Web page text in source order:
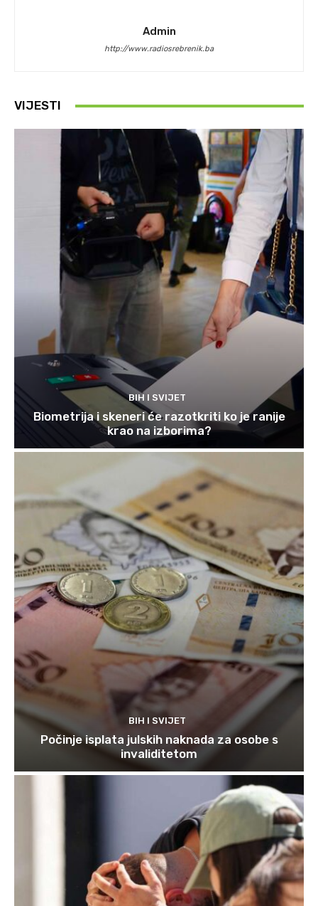
Admin
http://www.radiosrebrenik.ba
VIJESTI
BIH I SVIJET
Biometrija i skeneri će razotkriti ko je ranije
krao na izborima?
BIH I SVIJET
Počinje isplata julskih naknada za osobe s
invaliditetom